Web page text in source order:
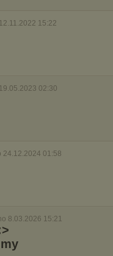
15:22
02:30
24.12.2024 01:58
8.03.2026 15:21